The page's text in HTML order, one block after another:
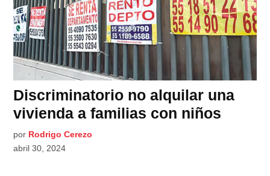
Discriminatorio no alquilar una
vivienda a familias con niños
por Rodrigo Cerezo
abril 30, 2024